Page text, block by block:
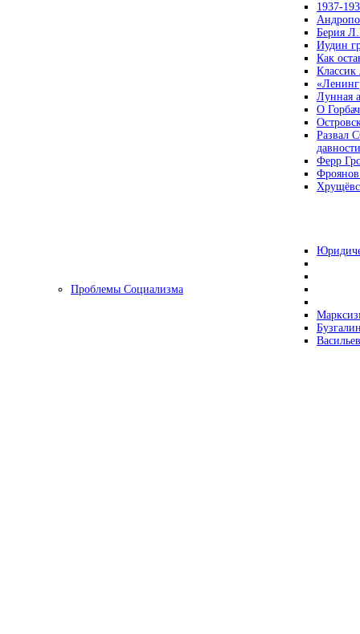
1937-
Берия
Иудин
Как
Лунная
О
Развал
давности
Ферр
Проблемы Социализма